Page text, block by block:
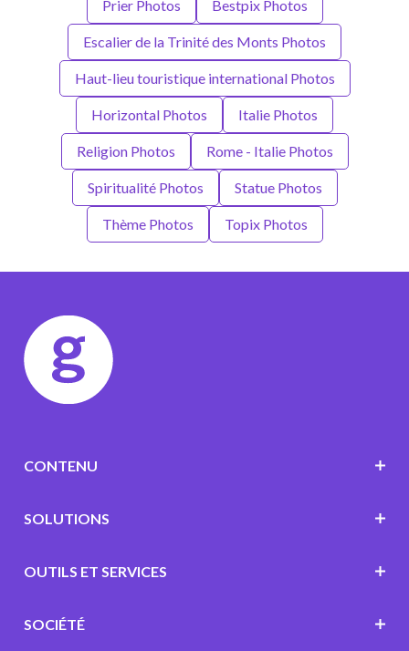
Prier Photos Bestpix Photos
Escalier de la Trinité des Monts Photos
Haut-lieu touristique international Photos
Horizontal Photos Italie Photos
Religion Photos Rome - Italie Photos
Spiritualité Photos Statue Photos
Thème Photos Topix Photos
CONTENU
SOLUTIONS
OUTILS ET SERVICES
SOCIÉTÉ